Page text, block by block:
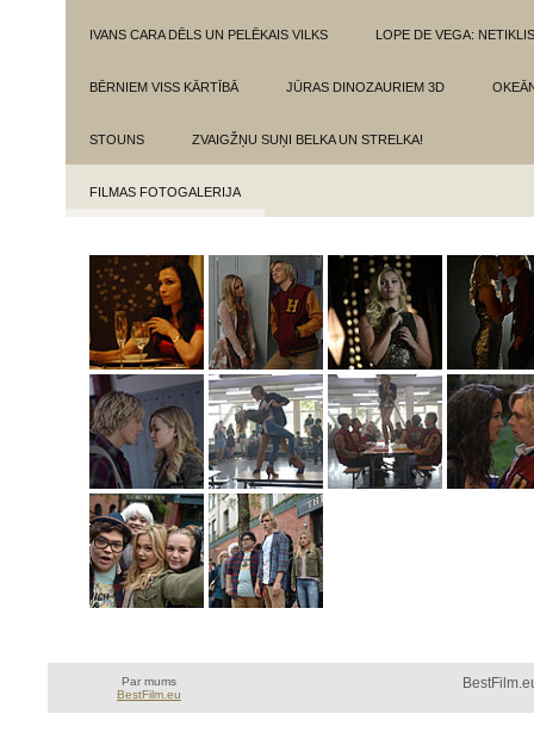
IVANS CARA DĒLS UN PELĒKAIS VILKS LOPE DE VEGA:
BĒRNIEM VISS KĀRTĪBĀ JŪRAS DINOZAURIEM 3D
STOUNS ZVAIGŽŅU SUŅI BELKA UN STRELKA!
FILMAS FOTOGALERIJA
Par mums
BestFilm.eu